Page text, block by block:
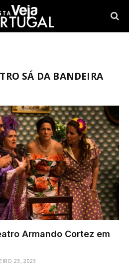
SÁ DA BANDEIRA
Armando Cortez em
23, 2023